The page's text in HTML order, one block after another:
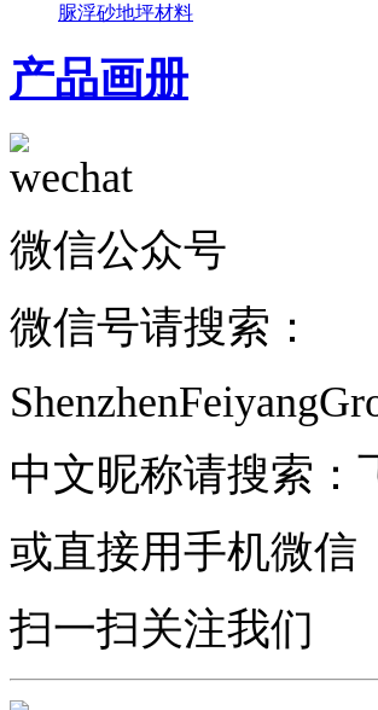
脲浮砂地坪材料
产品画册
微信公众号
微信号请搜索：
中文昵称请搜索：
或直接用手机微信
扫一扫关注我们